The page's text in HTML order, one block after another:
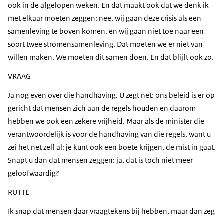
ook in de afgelopen weken. En dat maakt ook dat we denk ik
met elkaar moeten zeggen: nee, wij gaan deze crisis als een
samenleving te boven komen. en wij gaan niet toe naar een
soort twee stromensamenleving. Dat moeten we er niet van
willen maken. We moeten dit samen doen. En dat blijft ook zo.
VRAAG
Ja nog even over die handhaving. U zegt net: ons beleid is er op
gericht dat mensen zich aan de regels houden en daarom
hebben we ook een zekere vrijheid. Maar als de minister die
verantwoordelijk is voor de handhaving van die regels, want u
zei het net zelf al: je kunt ook een boete krijgen, de mist in gaat.
Snapt u dan dat mensen zeggen: ja, dat is toch niet meer
geloofwaardig?
RUTTE
Ik snap dat mensen daar vraagtekens bij hebben, maar dan zeg